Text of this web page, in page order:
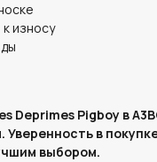
износу
Deprimes Pigboy в
в
выбором.